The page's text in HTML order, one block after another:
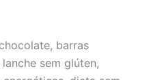
barras
sem glúten,